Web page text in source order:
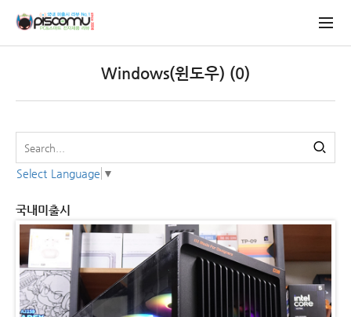
Windows(윈도우) (0)
Select Language ▼
국내미출시